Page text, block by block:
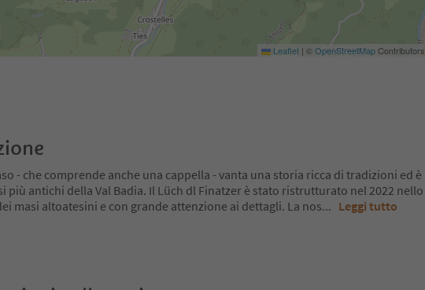
Leaflet | ©OpenStreetMapContributors
- che comprende anche una cappella - vanta una storia ricca di tradizioni ed è
più antichi della Val Badia. Il Lüch dl Finatzer è stato ristrutturato nel 2022 nello
masi altoatesini e con grande attenzione ai dettagli. La nos... Leggi tutto